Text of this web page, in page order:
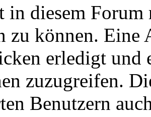
in diesem
zu können.
erledigt und
zuzugreifen.
Benutzern